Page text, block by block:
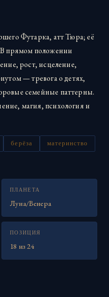
Футарка, атт Тюра; её
прямом положении
рост, исцеление,
— тревога о детях,
семейные паттерны.
магия, психология и
берёза
материнство
ПЛАНЕТА
Луна/Венера
ПОЗИЦИЯ
18 из 24